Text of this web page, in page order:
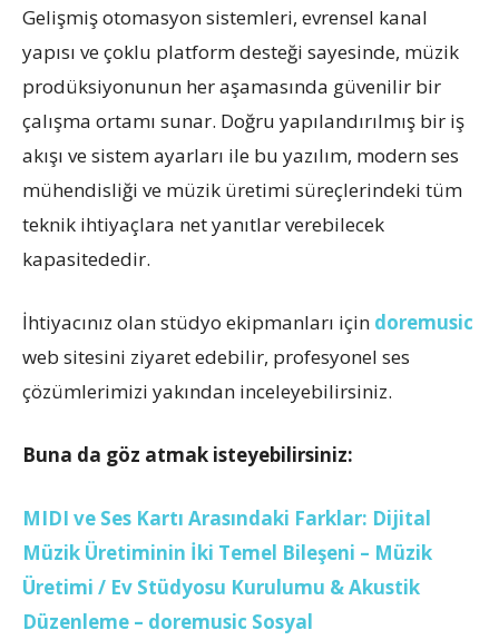
Gelişmiş otomasyon sistemleri, evrensel kanal
yapısı ve çoklu platform desteği sayesinde, müzik
prodüksiyonunun her aşamasında güvenilir bir
çalışma ortamı sunar. Doğru yapılandırılmış bir iş
akışı ve sistem ayarları ile bu yazılım, modern ses
mühendisliği ve müzik üretimi süreçlerindeki tüm
teknik ihtiyaçlara net yanıtlar verebilecek
kapasitededir.
İhtiyacınız olan stüdyo ekipmanları için doremusic
web sitesini ziyaret edebilir, profesyonel ses
çözümlerimizi yakından inceleyebilirsiniz.
Buna da göz atmak isteyebilirsiniz:
MIDI ve Ses Kartı Arasındaki Farklar: Dijital
Müzik Üretiminin İki Temel Bileşeni – Müzik
Üretimi / Ev Stüdyosu Kurulumu & Akustik
Düzenleme – doremusic Sosyal